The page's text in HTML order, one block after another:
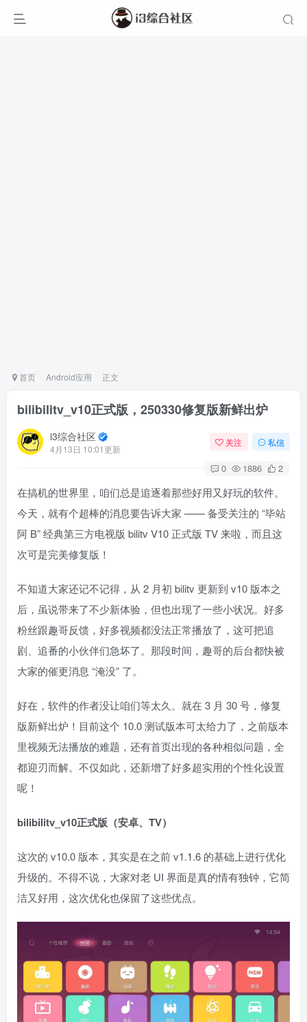
首页 Android应用 正文
bilibilitv_v10正式版，250330修复版新鲜出炉
i3综合社区
4月13日 10:01更新
关注 私信
0 1886 2
在搞机的世界里，咱们总是追逐着那些好用又好玩的软件。
今天，就有个超棒的消息要告诉大家 —— 备受关注的 “毕站
阿 B” 经典第三方电视版 bilitv V10 正式版 TV 来啦，而且这
次可是完美修复版！
不知道大家还记不记得，从 2 月初 bilitv 更新到 v10 版本之
后，虽说带来了不少新体验，但也出现了一些小状况。好多
粉丝跟趣哥反馈，好多视频都没法正常播放了，这可把追
剧、追番的小伙伴们急坏了。那段时间，趣哥的后台都快被
大家的催更消息 “淹没” 了。
好在，软件的作者没让咱们等太久。就在 3 月 30 号，修复
版新鲜出炉！目前这个 10.0 测试版本可太给力了，之前版本
里视频无法播放的难题，还有首页出现的各种相似问题，全
都迎刃而解。不仅如此，还新增了好多超实用的个性化设置
呢！
bilibilitv_v10正式版（安卓、TV）
这次的 v10.0 版本，其实是在之前 v1.1.6 的基础上进行优化
升级的。不得不说，大家对老 UI 界面是真的情有独钟，它简
洁又好用，这次优化也保留了这些优点。